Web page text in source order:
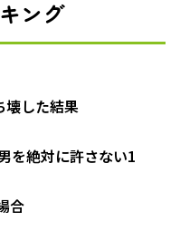
ング
壊した結果
を絶対に許さない1
合